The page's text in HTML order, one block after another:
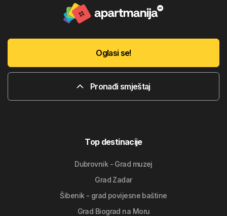
Oglasi se!
Pronađi smještaj
Top destinacije
Dubrovnik - Grad muzej
Grad Zadar
Šibenik - grad povijesne baštine
Grad Biograd na Moru